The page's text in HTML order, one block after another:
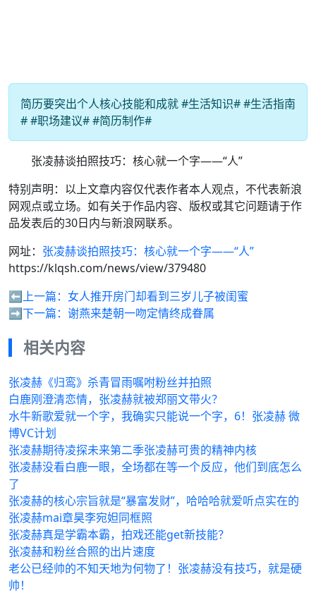
简历要突出个人核心技能和成就 #生活知识# #生活指南
# #职场建议# #简历制作#
张凌赫谈拍照技巧：核心就一个字——“人”
特别声明：以上文章内容仅代表作者本人观点，不代表新浪
网观点或立场。如有关于作品内容、版权或其它问题请于作
品发表后的30日内与新浪网联系。
网址： 张凌赫谈拍照技巧：核心就一个字——“人”
https://klqsh.com/news/view/379480
⬅️上一篇： 女人推开房门却看到三岁儿子被闺蜜
➡️下一篇： 谢燕来楚朝一吻定情终成眷属
相关内容
张凌赫《归鸾》杀青冒雨嘱咐粉丝并拍照
白鹿刚澄清恋情，张凌赫就被郑丽文带火？
水牛新歌爱就一个字，我确实只能说一个字，6！张凌赫 微
博VC计划
张凌赫期待凌探未来第二季张凌赫可贵的精神内核
张凌赫没看白鹿一眼，全场都在等一个反应，他们到底怎么
了
张凌赫的核心宗旨就是“暴富发财”，哈哈哈就爱听点实在的
张凌赫mai章昊李宛妲同框照
张凌赫真是学霸本霸，拍戏还能get新技能？
张凌赫和粉丝合照的出片速度
老公已经帅的不知天地为何物了！张凌赫没有技巧，就是硬
帅！